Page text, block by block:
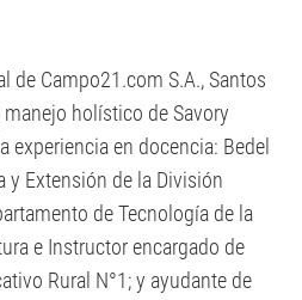
de Campo21.com S.A., Santos
holístico de Savory
experiencia en docencia: Bedel
y Extensión de la División
de Tecnología de la
e Instructor encargado de
Rural N°1; y ayudante de